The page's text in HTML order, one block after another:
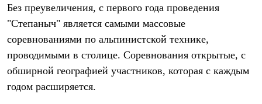
Куртки
Брюки
Куртки
Брюки
Флисовая одежда
Куртки
Брюки
Без преувеличения, с первого года проведения
"Степаныч" является самыми массовые
соревнованиями по альпинистской технике,
проводимыми в столице. Соревнования открытые, с
обширной географией участников, которая с каждым
годом расширяется.